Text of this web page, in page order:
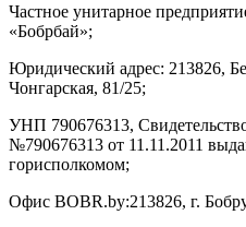
Частное унитарное
«Бобрбай»;
Юридический адрес: 213826,
Чонгарская, 81/25;
УНП 790676313,
№790676313 от 11.11.2011
горисполкомом;
Офис BOBR.by:213826, г.